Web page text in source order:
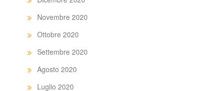
Novembre 2020
Ottobre 2020
Settembre 2020
Agosto 2020
Luglio 2020